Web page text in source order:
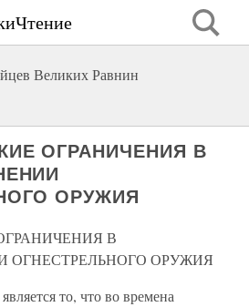
Великих Равнин
ОГРАНИЧЕНИЯ В
ОРУЖИЯ
В
ОГНЕСТРЕЛЬНОГО ОРУЖИЯ
то, что во времена